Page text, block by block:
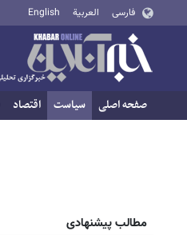
فارسی العربية English
صفحه اصلی سیاست اقتصاد
مطالب پیشنهادی